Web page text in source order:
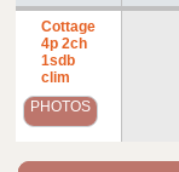
Cottage
4p 2ch
1sdb
clim
PHOTOS